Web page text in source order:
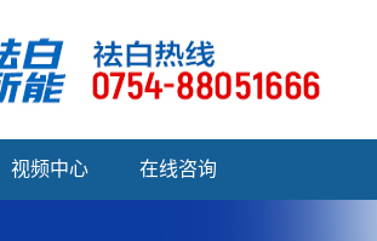
视频中心 在线咨询